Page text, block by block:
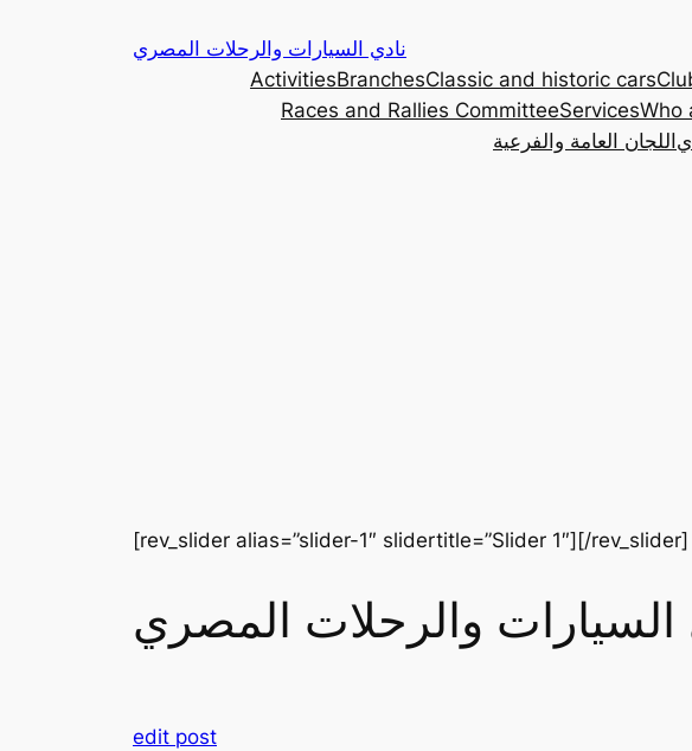
نادي السيارات والرحلات المصري
ActivitiesBranchesClassic and historic cars
Races and Rallies CommitteeServicesWho
اللجان العامة والفرعية
[rev_slider alias=”slider-1″ slidertitle=”Slider 1″][/rev_slider]
السيارات والرحلات المصري
edit post